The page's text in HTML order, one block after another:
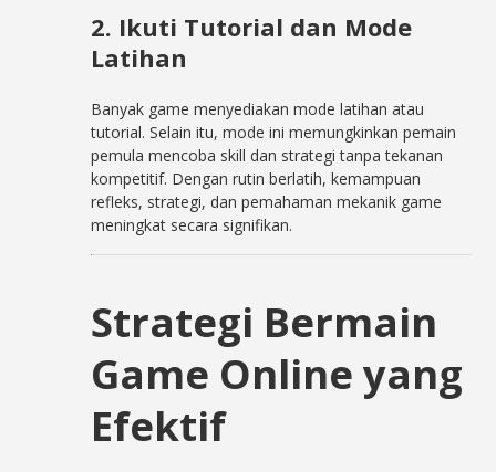
2. Ikuti Tutorial dan Mode
Latihan
Banyak game menyediakan mode latihan atau
tutorial. Selain itu, mode ini memungkinkan pemain
pemula mencoba skill dan strategi tanpa tekanan
kompetitif. Dengan rutin berlatih, kemampuan
refleks, strategi, dan pemahaman mekanik game
meningkat secara signifikan.
Strategi Bermain
Game Online yang
Efektif